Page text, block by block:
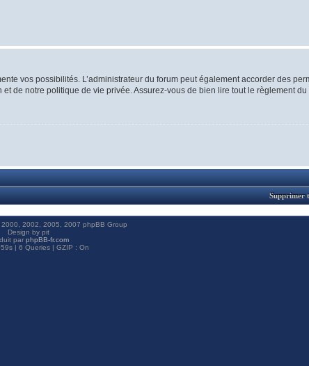
vos possibilités. L’administrateur du forum peut également accorder des
de notre politique de vie privée. Assurez-vous de bien lire tout le règlement du
Supprimer
2002, 2005, 2007 phpBB Group
Design by pit
par phpBB-fr.com
| 6 Queries | GZIP : On